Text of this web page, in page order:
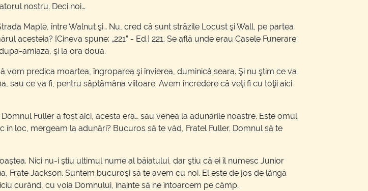
nostru. Deci noi…
Maple, între Walnut şi… Nu, cred că sunt străzile Locust şi Wall, pe partea
acesteia? [Cineva spune: „221” - Ed.] 221. Se află unde erau Casele Funerare
amiază, şi la ora două.
vom predica moartea, îngroparea şi învierea, duminică seara. Şi nu ştim ce va
sau ce va fi, pentru săptămâna viitoare. Avem încredere că veţi fi cu toţii aici
Fuller a fost aici, acesta era… sau venea la adunările noastre. Este omul
loc, mergeam la adunări? Bucuros să te văd, Fratel Fuller. Domnul să te
Nici nu-i ştiu ultimul nume al băiatului, dar ştiu că ei îl numesc Junior
Frate Jackson. Suntem bucuroşi să te avem cu noi. El este de jos de lângă
curând, cu voia Domnului, înainte să ne întoarcem pe câmp.